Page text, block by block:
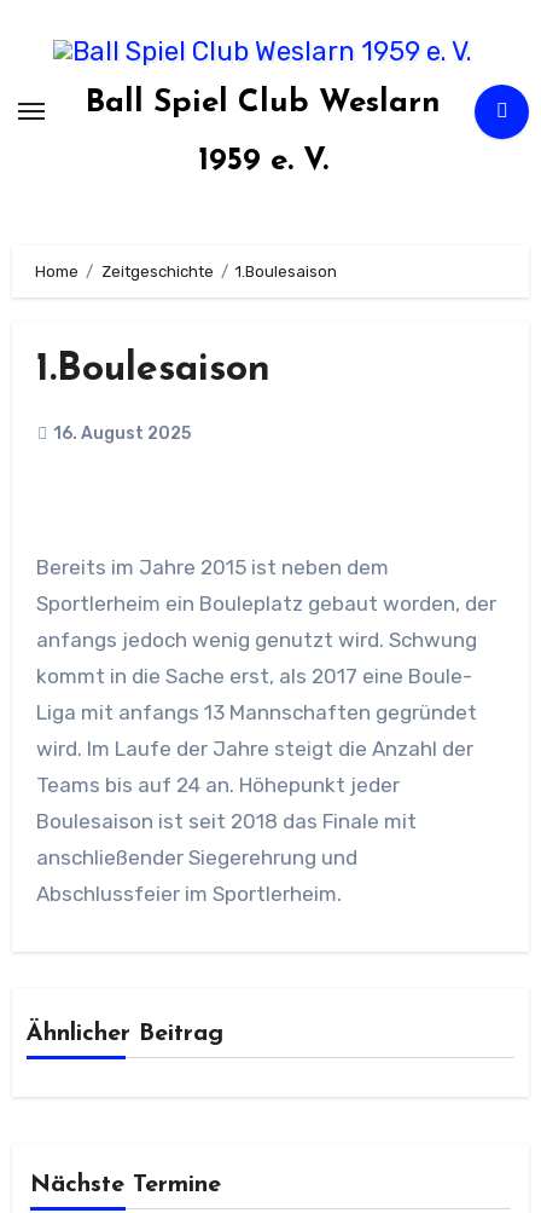
Ball Spiel Club Weslarn
1959 e. V.
Home Zeitgeschichte 1.Boulesaison
1.Boulesaison
16. August 2025
Bereits im Jahre 2015 ist neben dem
Sportlerheim ein Bouleplatz gebaut worden, der
anfangs jedoch wenig genutzt wird. Schwung
kommt in die Sache erst, als 2017 eine Boule-
Liga mit anfangs 13 Mannschaften gegründet
wird. Im Laufe der Jahre steigt die Anzahl der
Teams bis auf 24 an. Höhepunkt jeder
Boulesaison ist seit 2018 das Finale mit
anschließender Siegerehrung und
Abschlussfeier im Sportlerheim.
Ähnlicher Beitrag
Nächste Termine